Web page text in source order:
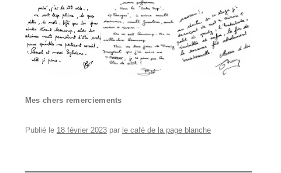
Mes chers remerciements
Publié le 18 février 2023par le café de la page blanche